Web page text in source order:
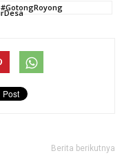
Berita berikutnya